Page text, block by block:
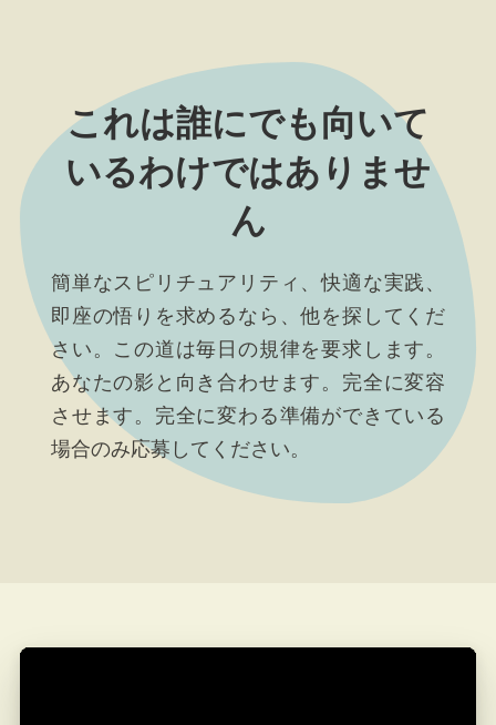
これは誰にでも向いて
いるわけではありませ
ん
簡単なスピリチュアリティ、快適な実践、
即座の悟りを求めるなら、他を探してくだ
さい。この道は毎日の規律を要求します。
あなたの影と向き合わせます。完全に変容
させます。完全に変わる準備ができている
場合のみ応募してください。